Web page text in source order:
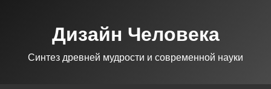
Дизайн Человека
Синтез древней мудрости и современной науки